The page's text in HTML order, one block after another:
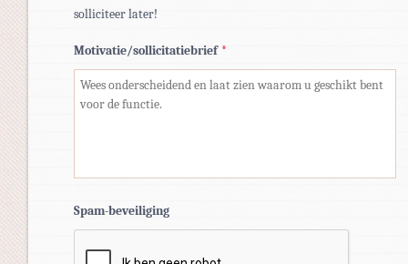
solliciteer later!
Motivatie/sollicitatiebrief *
Spam-beveiliging